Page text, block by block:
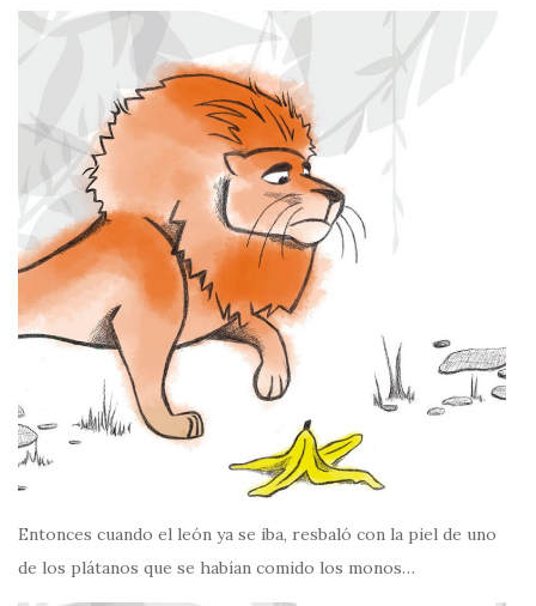
Entonces cuando el león ya se iba, resbaló con la piel de uno
de los plátanos que se habían comido los monos…